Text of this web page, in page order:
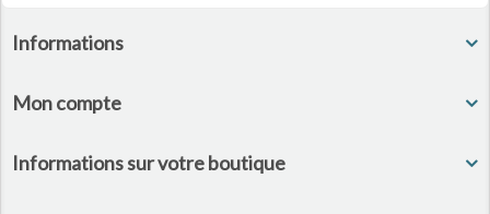
Informations
Mon compte
Informations sur votre boutique